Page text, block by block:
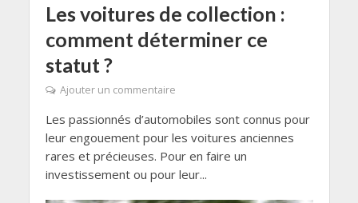
Les voitures de collection :
comment déterminer ce
statut ?
Ajouter un commentaire
Les passionnés d’automobiles sont connus pour
leur engouement pour les voitures anciennes
rares et précieuses. Pour en faire un
investissement ou pour leur...